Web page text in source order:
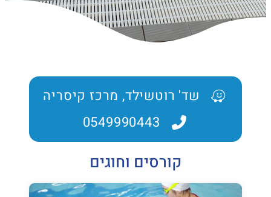
שד' רוטשילד, מרכז קיסריה
0549990443
קורסים וחוגים